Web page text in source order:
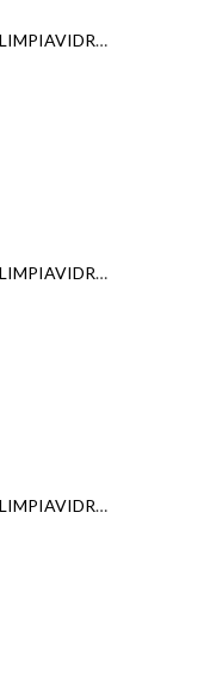
RAIN-X WEATHERBEATER LIMPIAVIDRIOS 20″
RAIN-X WEATHERBEATER LIMPIAVIDRIOS 17″
RAIN-X WEATHERBEATER LIMPIAVIDRIOS 14″